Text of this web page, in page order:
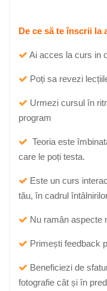
De ce să te înscrii la
Ai acces la curs in
Poți sa revezi
Urmezi cursul în
program
Teoria este
care le poți testa.
Este un curs
tău, în cadrul
Nu ramân aspecte
Primești feedback
Beneficiezi de
fotografie cât și în